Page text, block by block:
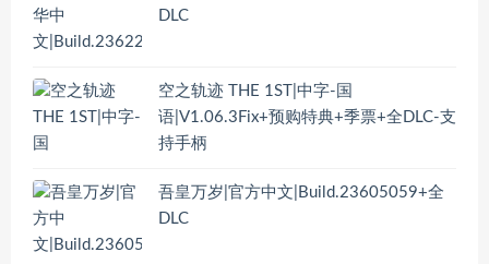
DLC
空之轨迹 THE 1ST|中字-国
语|V1.06.3Fix+预购特典+季票+全DLC-支
持手柄
吾皇万岁|官方中文|Build.23605059+全
DLC